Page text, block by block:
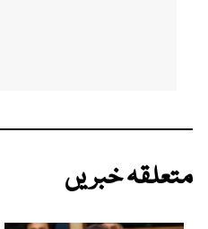
متعلقہ خبریں